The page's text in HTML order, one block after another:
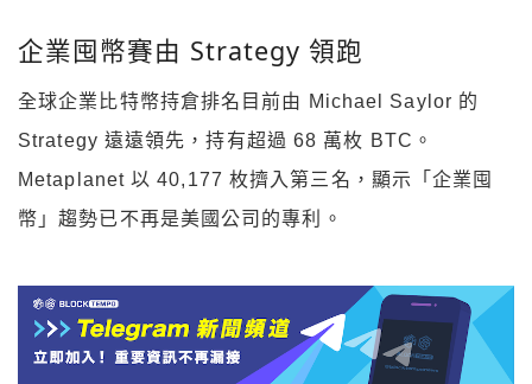
企業囤幣賽由 Strategy 領跑
全球企業比特幣持倉排名目前由 Michael Saylor 的
Strategy 遠遠領先，持有超過 68 萬枚 BTC。
Metaplanet 以 40,177 枚擠入第三名，顯示「企業囤
幣」趨勢已不再是美國公司的專利。